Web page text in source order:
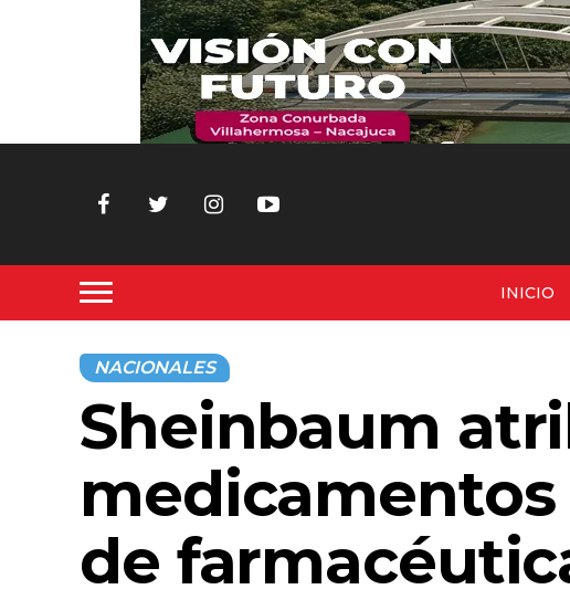
INICIO
NACIONALES
Sheinbaum
de